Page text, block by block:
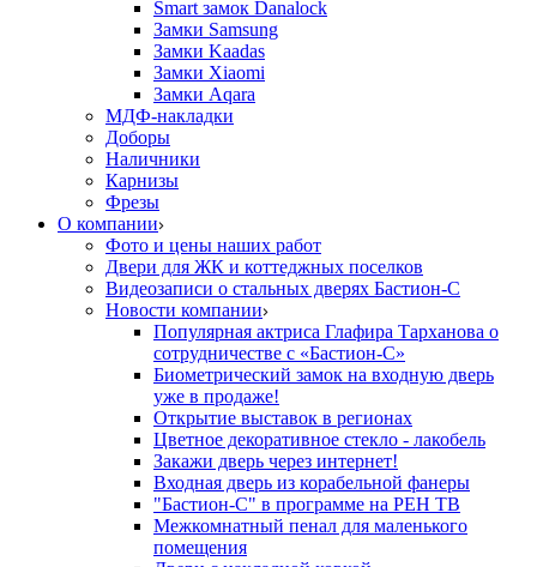
Smart замок Danalock
Замки Samsung
Замки Kaadas
Замки Xiaomi
Замки Aqara
МДФ-накладки
Доборы
Наличники
Карнизы
Фрезы
О компании
Фото и цены наших работ
Двери для ЖК и коттеджных поселков
Видеозаписи о стальных дверях Бастион-С
Новости компании
Популярная актриса Глафира Тарханова о
сотрудничестве с «Бастион-С»
Биометрический замок на входную дверь
уже в продаже!
Открытие выставок в регионах
Цветное декоративное стекло - лакобель
Закажи дверь через интернет!
Входная дверь из корабельной фанеры
"Бастион-С" в программе на РЕН ТВ
Межкомнатный пенал для маленького
помещения